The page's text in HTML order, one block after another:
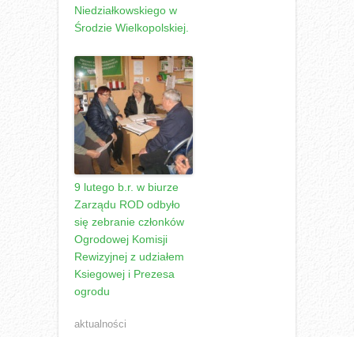
Niedziałkowskiego w
Środzie Wielkopolskiej.
9 lutego b.r. w biurze
Zarządu ROD odbyło
się zebranie członków
Ogrodowej Komisji
Rewizyjnej z udziałem
Ksiegowej i Prezesa
ogrodu
aktualności